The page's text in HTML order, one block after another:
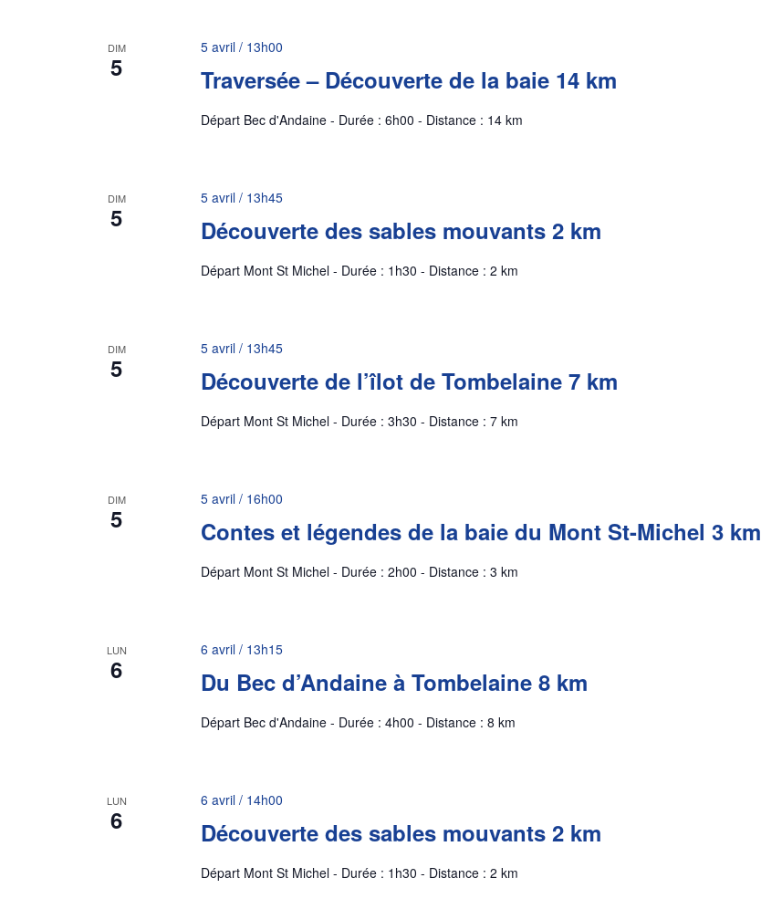
DIM
5 Traversée – Découverte de la baie 14 km
5 avril / 13h00
Départ Bec d'Andaine - Durée : 6h00 - Distance : 14 km
DIM
5 Découverte des sables mouvants 2 km
5 avril / 13h45
Départ Mont St Michel - Durée : 1h30 - Distance : 2 km
DIM
5 Découverte de l’îlot de Tombelaine 7 km
5 avril / 13h45
Départ Mont St Michel - Durée : 3h30 - Distance : 7 km
DIM
5 Contes et légendes de la baie du Mont St-Michel 3 km
5 avril / 16h00
Départ Mont St Michel - Durée : 2h00 - Distance : 3 km
LUN
6 Du Bec d’Andaine à Tombelaine 8 km
6 avril / 13h15
Départ Bec d'Andaine - Durée : 4h00 - Distance : 8 km
LUN
6 Découverte des sables mouvants 2 km
6 avril / 14h00
Départ Mont St Michel - Durée : 1h30 - Distance : 2 km